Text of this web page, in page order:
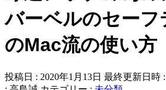
バーベルのセーフ
のMac流の使い方
投稿日 : 2020年1月13日 最終更新日時 :